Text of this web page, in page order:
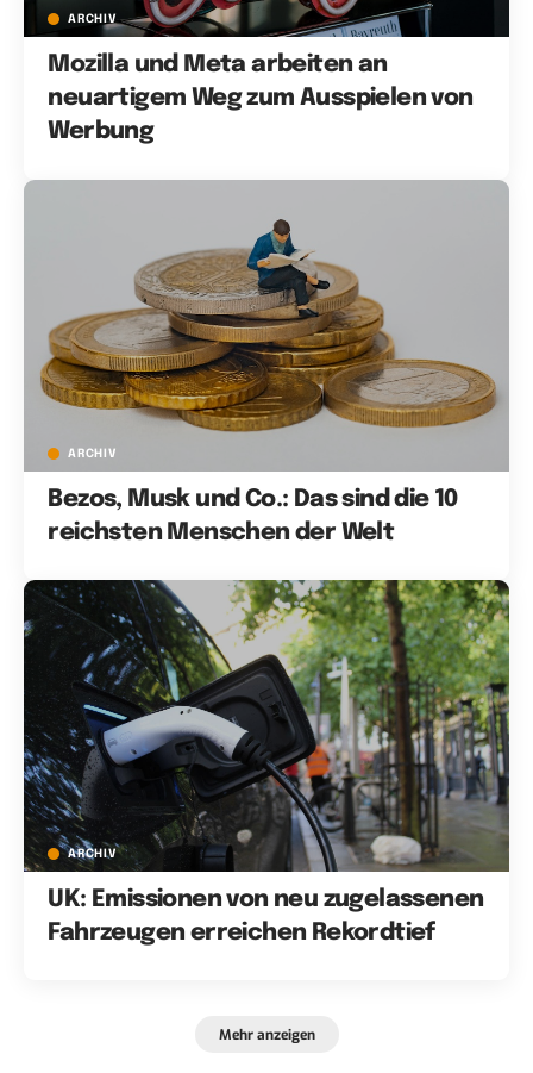
ARCHIV
Mozilla und Meta arbeiten an
neuartigem Weg zum Ausspielen von
Werbung
ARCHIV
Bezos, Musk und Co.: Das sind die 10
reichsten Menschen der Welt
ARCHIV
UK: Emissionen von neu zugelassenen
Fahrzeugen erreichen Rekordtief
Mehr anzeigen